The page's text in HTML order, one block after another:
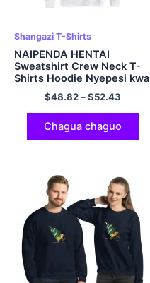
Shangazi T-Shirts
NAIPENDA HENTAI
Sweatshirt Crew Neck T-
Shirts Hoodie Nyepesi kwa
Wanaume na Wanawake
Multicolor
$48.82–$52.43
Chagua chaguo